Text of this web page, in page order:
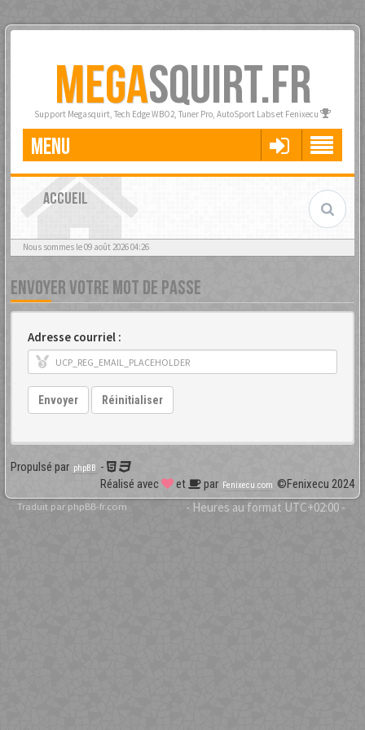
MEGASQUIRT.FR
Support Megasquirt, Tech Edge WBO2, Tuner Pro, AutoSport Labs et Fenixecu
MENU
ACCUEIL
Nous sommes le 09 août 2026 04:26
ENVOYER VOTRE MOT DE PASSE
Adresse courriel :
Envoyer Réinitialiser
Propulsé par phpBB -
Réalisé avec
et par Fenixecu.com ©Fenixecu 2024
Traduit par phpBB-fr.com - Heures au format UTC+02:00 -